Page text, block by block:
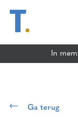
In
Ga terug